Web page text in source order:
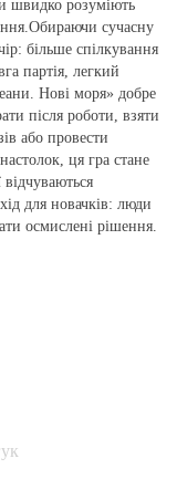
швидко розуміють
сучасну
більше спілкування
партія, легкий
Нові моря» добре
після роботи, взяти
або провести
ця гра стане
відчуваються
для новачків: люди
осмислені рішення.